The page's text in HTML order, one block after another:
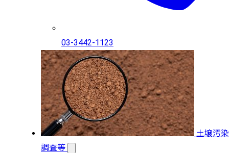
03-3442-1123
土壌汚染
調査等